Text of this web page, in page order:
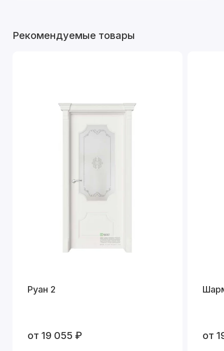
Рекомендуемые товары
Руан 2
от 19 055 ₽ от